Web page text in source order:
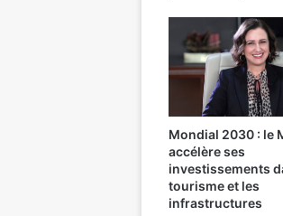
Mondial 2030 : le
accélère ses
investissements
tourisme et les
infrastructures